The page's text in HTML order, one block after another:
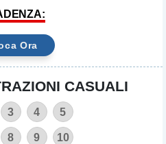
Ora
CASUALI
3 4 5
8 9 10